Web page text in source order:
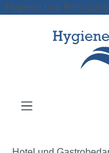
Zum Hauptinhalt
Hygiene und